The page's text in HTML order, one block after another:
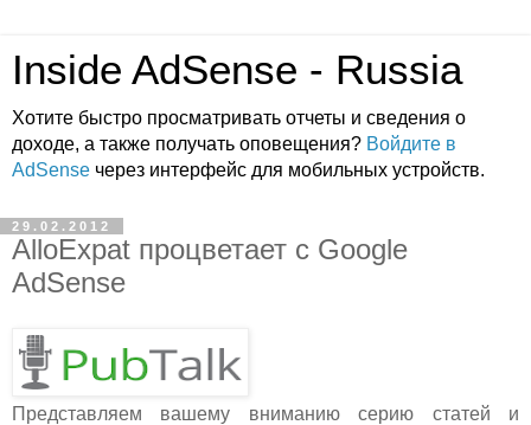
Inside AdSense - Russia
Хотите быстро просматривать отчеты и сведения о
доходе, а также получать оповещения? Войдите в
AdSense через интерфейс для мобильных устройств.
29.02.2012
AlloExpat процветает с Google
AdSense
Представляем вашему вниманию серию статей и